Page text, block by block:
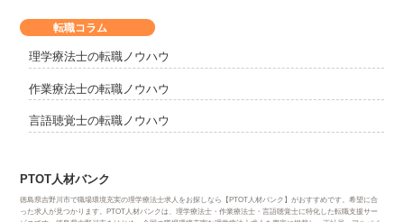
転職コラム
理学療法士の転職ノウハウ
作業療法士の転職ノウハウ
言語聴覚士の転職ノウハウ
PTOT人材バンク
徳島県吉野川市で職場環境充実の理学療法士求人をお探しなら【PTOT人材バンク】がおすすめです。希望に合
った求人が見つかります。PTOT人材バンクは、理学療法士・作業療法士・言語聴覚士に特化した転職支援サー